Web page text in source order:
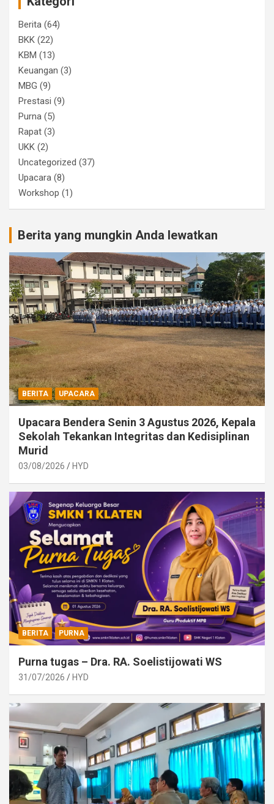
Berita (64)
BKK (22)
KBM (13)
Keuangan (3)
MBG (9)
Prestasi (9)
Purna (5)
Rapat (3)
UKK (2)
Uncategorized (37)
Upacara (8)
Workshop (1)
Berita yang mungkin Anda lewatkan
BERITA UPACARA
Upacara Bendera Senin 3 Agustus 2026, Kepala
Sekolah Tekankan Integritas dan Kedisiplinan
Murid
03/08/2026 HYD
BERITA PURNA
Purna tugas – Dra. RA. Soelistijowati WS
31/07/2026 HYD